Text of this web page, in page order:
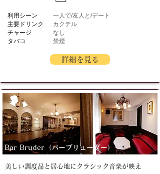
​利用シーン
主要ドリンク
チャージ
タバコ
一人で/友人と/デート
カクテル
なし
禁煙
詳細を見る
Bar Bruder（バーブリューダー）
美しい調度品と居心地にクラシック音楽が映え